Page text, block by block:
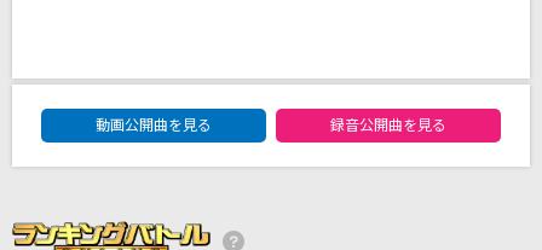
てれび戦士
ORANGE RANGE
DAM★ともボーカルエントリーランキング
動画公開曲を見る
録音公開曲を見る